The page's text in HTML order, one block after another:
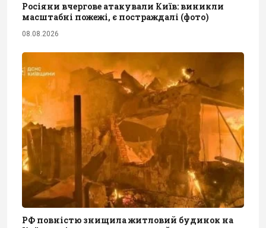
Росіяни вчергове атакували Київ: виникли
масштабні пожежі, є постраждалі (фото)
08.08.2026
РФ повністю знищила житловий будинок на